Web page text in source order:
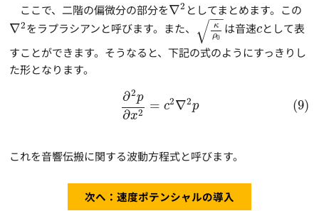
ここで、二階の偏微分の部分を∇2 としてまとめます。この
∇2をラプラシアンと呼びます。また、
κ
ρ0
−−
√ は音速cとして表
すことができます。そうなると、下記の式のようにすっきりし
た形となります。
∂2p
∂x2 = c2∇2p (9)
これを音響伝搬に関する波動方程式と呼びます。
次へ：速度ポテンシャルの導入